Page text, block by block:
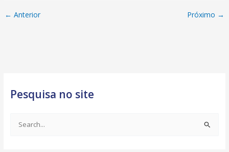
← Anterior Próximo →
Pesquisa no site